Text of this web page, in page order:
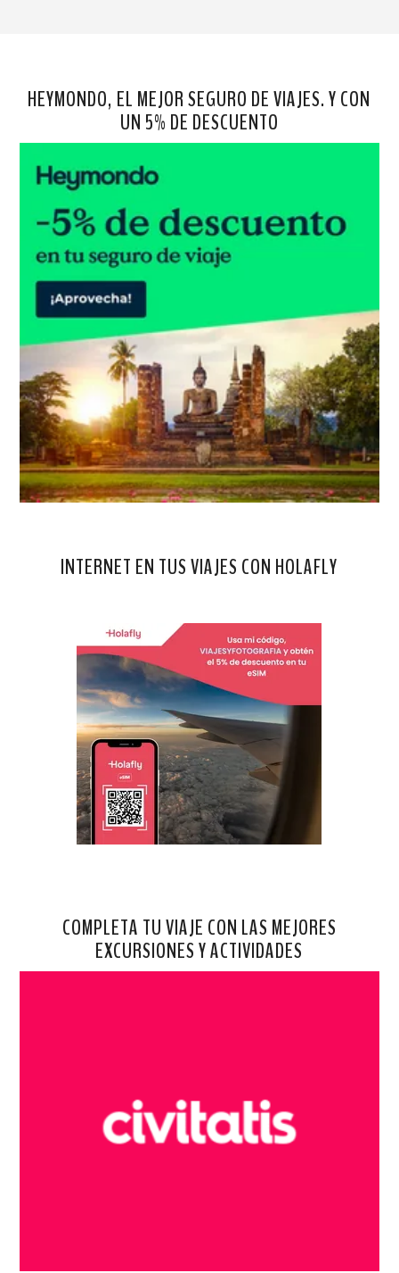
HEYMONDO, EL MEJOR SEGURO DE VIAJES. Y CON
UN 5% DE DESCUENTO
INTERNET EN TUS VIAJES CON HOLAFLY
COMPLETA TU VIAJE CON LAS MEJORES
EXCURSIONES Y ACTIVIDADES